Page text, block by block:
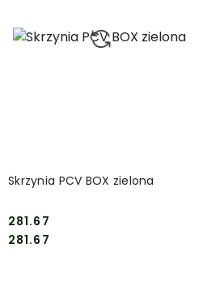
Skrzynia PCV BOX zielona
Cena:
281.67
Cena:
281.67
DO KOSZYKA